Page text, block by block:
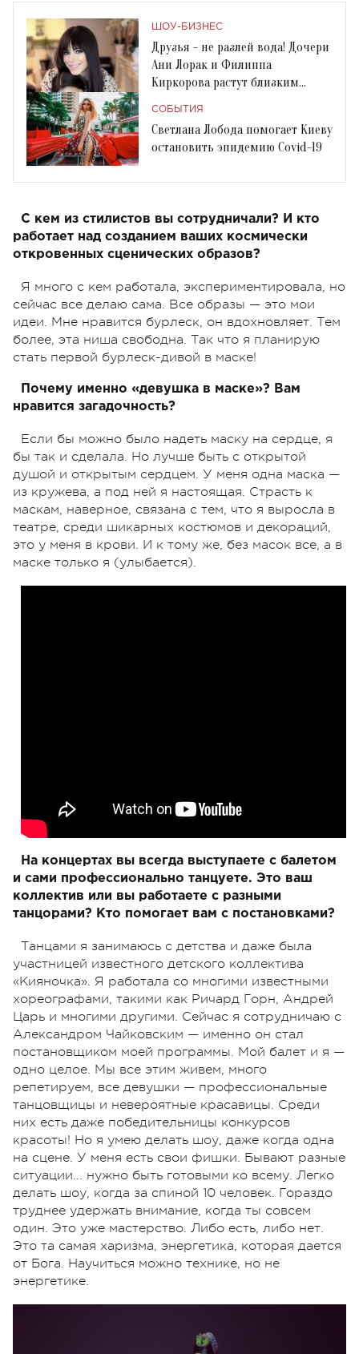
ШОУ-БИЗНЕС
Друзья - не разлей вода! Дочери
Ани Лорак и Филиппа
Киркорова растут близким
СОБЫТИЯ
Светлана Лобода помогает Киеву
остановить эпидемию Covid-19
С кем из стилистов вы сотрудничали? И кто
работает над созданием ваших космически
откровенных сценических образов?
Я много с кем работала, экспериментировала, но
сейчас все делаю сама. Все образы — это мои
идеи. Мне нравится бурлеск, он вдохновляет. Тем
более, эта ниша свободна. Так что я планирую
стать первой бурлеск-дивой в маске!
Почему именно «девушка в маске»? Вам
нравится загадочность?
Если бы можно было надеть маску на сердце, я
бы так и сделала. Но лучше быть с открытой
душой и открытым сердцем. У меня одна маска —
из кружева, а под ней я настоящая. Страсть к
маскам, наверное, связана с тем, что я выросла в
театре, среди шикарных костюмов и декораций,
это у меня в крови. И к тому же, без масок все, а в
маске только я (улыбается).
На концертах вы всегда выступаете с балетом
и сами профессионально танцуете. Это ваш
коллектив или вы работаете с разными
танцорами? Кто помогает вам с постановками?
Танцами я занимаюсь с детства и даже была
участницей известного детского коллектива
«Кияночка». Я работала со многими известными
хореографами, такими как Ричард Горн, Андрей
Царь и многими другими. Сейчас я сотрудничаю с
Александром Чайковским — именно он стал
постановщиком моей программы. Мой балет и я —
одно целое. Мы все этим живем, много
репетируем, все девушки — профессиональные
танцовщицы и невероятные красавицы. Среди
них есть даже победительницы конкурсов
красоты! Но я умею делать шоу, даже когда одна
на сцене. У меня есть свои фишки. Бывают разные
ситуации... нужно быть готовыми ко всему. Легко
делать шоу, когда за спиной 10 человек. Гораздо
труднее удержать внимание, когда ты совсем
один. Это уже мастерство. Либо есть, либо нет.
Это та самая харизма, энергетика, которая дается
от Бога. Научиться можно технике, но не
энергетике.